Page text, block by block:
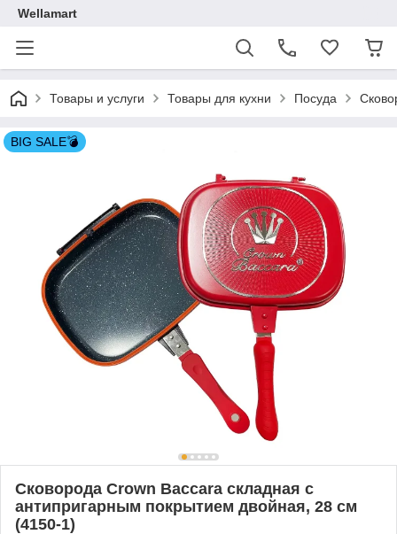
Wellamart
Товары и услуги Товары для кухни Посуда
BIG SALE💣
Сковорода Crown Baccara складная с
антипригарным покрытием двойная, 28 см
(4150-1)